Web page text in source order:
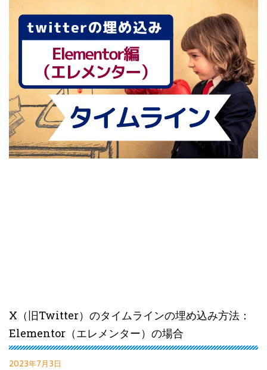
X（旧Twitter）のタイムラインの埋め込み方法：
Elementor（エレメンター）の場合
2023年7月3日